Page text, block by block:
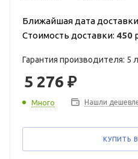
Ближайшая дата доставки:
Стоимость доставки: 450
Гарантия производителя: 5
5 276 ₽
Много Нашли
КУПИТЬ